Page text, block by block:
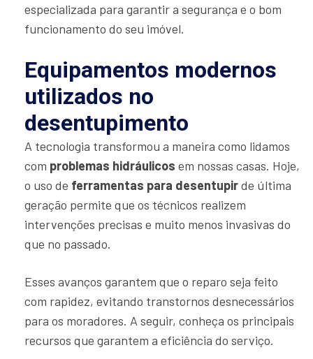
especializada para garantir a segurança e o bom
funcionamento do seu imóvel.
Equipamentos modernos
utilizados no
desentupimento
A tecnologia transformou a maneira como lidamos
com problemas hidráulicos em nossas casas. Hoje,
o uso de ferramentas para desentupirde última
geração permite que os técnicos realizem
intervenções precisas e muito menos invasivas do
que no passado.
Esses avanços garantem que o reparo seja feito
com rapidez, evitando transtornos desnecessários
para os moradores. A seguir, conheça os principais
recursos que garantem a eficiência do serviço.